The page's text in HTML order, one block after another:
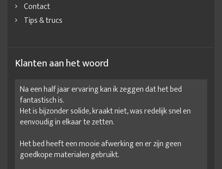
Contact
Tips & trucs
Klanten aan het woord
Na een half jaar ervaring kan ik zeggen dat het bed
fantastisch is.
Het is bijzonder solide, kraakt niet, was redelijk snel en
eenvoudig in elkaar te zetten.
Het bed heeft een mooie afwerking en er zijn geen
goedkope materialen gebruikt.